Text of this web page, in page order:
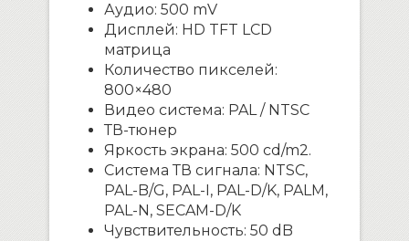
Аудио: 500 mV
Дисплей: HD TFT LCD
матрица
Количество пикселей:
800×480
Видео система: PAL / NTSC
ТВ-тюнер
Яркость экрана: 500 cd/m2.
Система ТВ сигнала: NTSC,
PAL-B/G, PAL-I, PAL-D/K, PALM,
PAL-N, SECAM-D/K
Чувствительность: 50 dB